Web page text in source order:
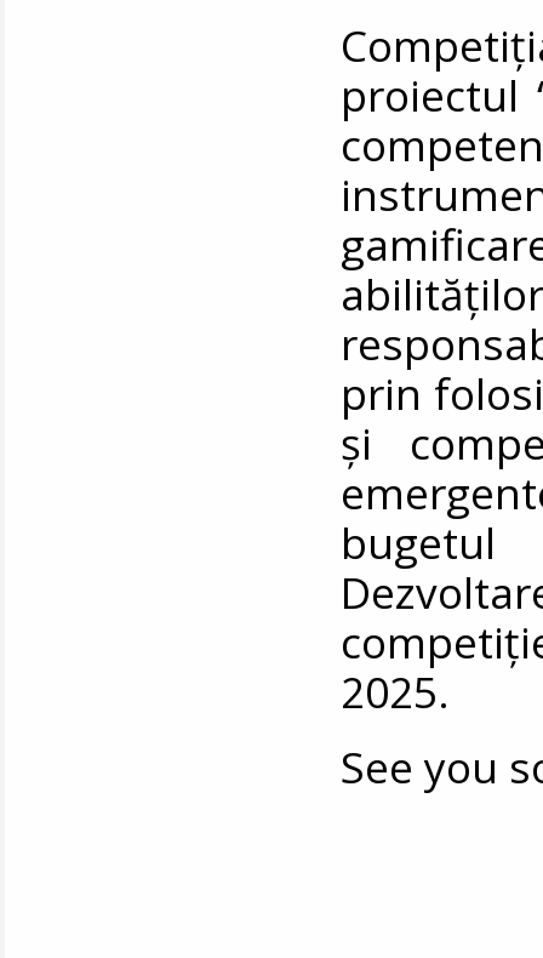
proiectul
prin
și
2025.
See you